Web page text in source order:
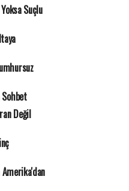
Suçlu
Sohbet
Değil